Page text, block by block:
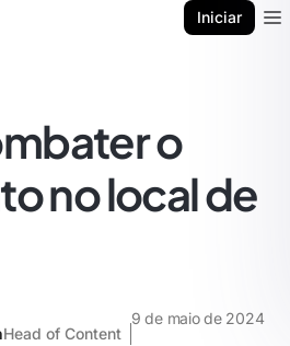
Iniciar
o
no local de
Head of Content
9 de maio de 2024